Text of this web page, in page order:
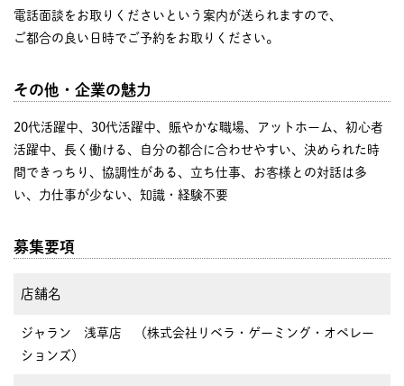
電話面談をお取りくださいという案内が送られますので、
ご都合の良い日時でご予約をお取りください。
その他・企業の魅力
20代活躍中、30代活躍中、賑やかな職場、アットホーム、初心者
活躍中、長く働ける、自分の都合に合わせやすい、決められた時
間できっちり、協調性がある、立ち仕事、お客様との対話は多
い、力仕事が少ない、知識・経験不要
募集要項
店舗名
ジャラン 浅草店 （株式会社リベラ・ゲーミング・オペレー
ションズ）